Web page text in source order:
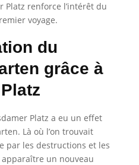
Platz renforce l’intérêt du
voyage.
du
grâce à
Platz a eu un effet
Là où l’on trouvait
par les destructions et les
un nouveau